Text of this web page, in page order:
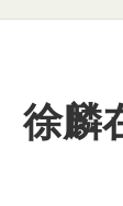
徐麟